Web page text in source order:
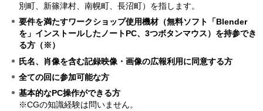
別町、新篠津村、南幌町、長沼町）を指します。
要件を満たすワークショップ使用機材（無料ソフト「Blender
を」インストールしたノートPC、3つボタンマウス）を持参でき
る方（※）
氏名、肖像を含む記録映像・画像の広報利用に同意する方
全ての回に参加可能な方
基本的なPC操作ができる方
※CGの知識経験は問いません。